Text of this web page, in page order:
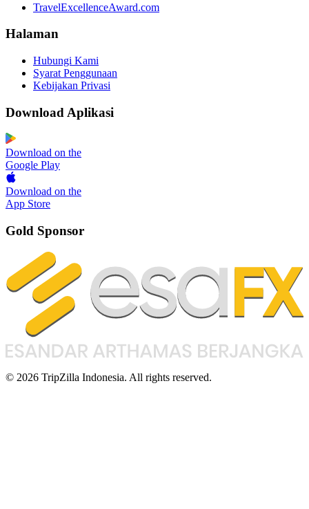
TravelExcellenceAward.com
Halaman
Hubungi Kami
Syarat Penggunaan
Kebijakan Privasi
Download Aplikasi
Download on the
Google Play
Download on the
App Store
Gold Sponsor
© 2026 TripZilla Indonesia. All rights reserved.